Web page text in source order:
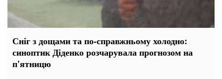
Сніг з дощами та по-справжньому холодно:
синоптик Діденко розчарувала прогнозом на
п'ятницю